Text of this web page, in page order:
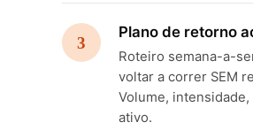
3
Plano de retorno
Roteiro semana-a-
voltar a correr SEM
Volume,
ativo.